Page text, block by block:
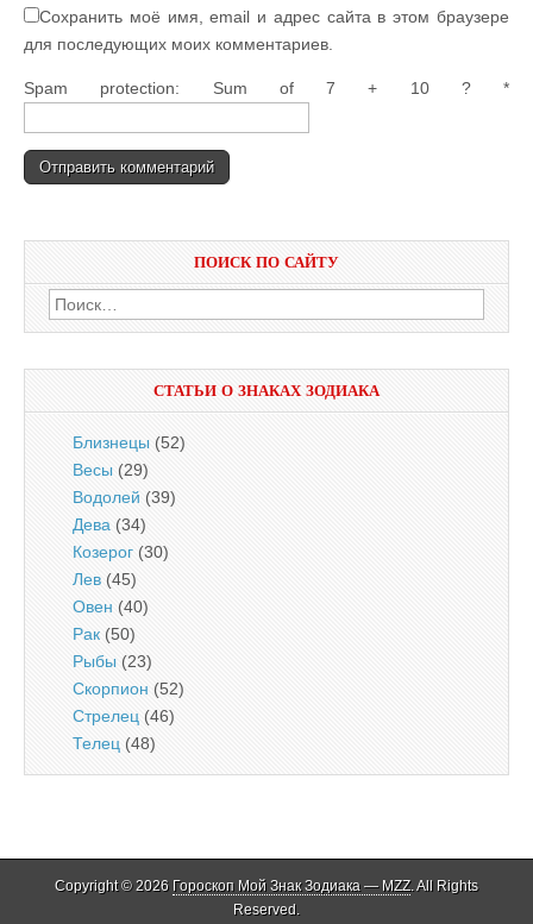
Сохранить моё имя, email и адрес сайта в этом браузере
для последующих моих комментариев.
Spam protection: Sum of 7 + 10 ? *
ПОИСК ПО САЙТУ
Найти:
СТАТЬИ О ЗНАКАХ ЗОДИАКА
Близнецы (52)
Весы (29)
Водолей (39)
Дева (34)
Козерог (30)
Лев (45)
Овен (40)
Рак (50)
Рыбы (23)
Скорпион (52)
Стрелец (46)
Телец (48)
Copyright © 2026 Гороскоп Мой Знак Зодиака — MZZ. All Rights
Reserved.